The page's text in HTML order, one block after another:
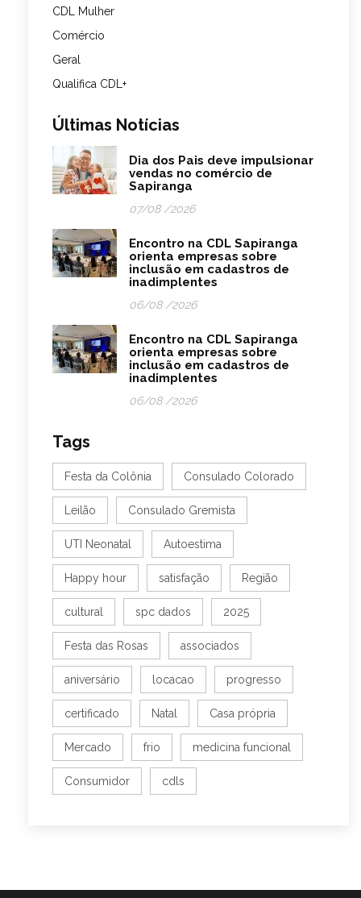
CDL Mulher
Comércio
Geral
Qualifica CDL+
Últimas Notícias
Dia dos Pais deve impulsionar
vendas no comércio de
Sapiranga
07/08 /2026
Encontro na CDL Sapiranga
orienta empresas sobre
inclusão em cadastros de
inadimplentes
06/08 /2026
Encontro na CDL Sapiranga
orienta empresas sobre
inclusão em cadastros de
inadimplentes
06/08 /2026
Tags
Festa da Colônia Consulado Colorado
Leilão Consulado Gremista
UTI Neonatal Autoestima
Happy hour satisfação Região
cultural spc dados 2025
Festa das Rosas associados
aniversário locacao progresso
certificado Natal Casa própria
Mercado frio medicina funcional
Consumidor cdls